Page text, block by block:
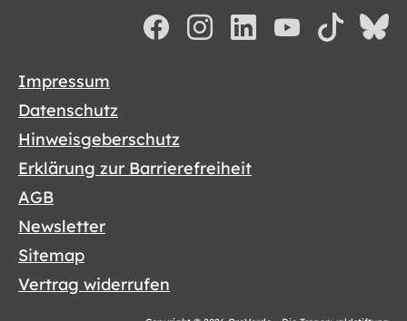
Impressum
Datenschutz
Hinweisgeberschutz
Erklärung zur Barrierefreiheit
AGB
Newsletter
Sitemap
Vertrag widerrufen